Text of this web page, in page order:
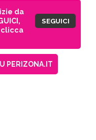
da
clicca
SEGUICI
PERIZONA.IT